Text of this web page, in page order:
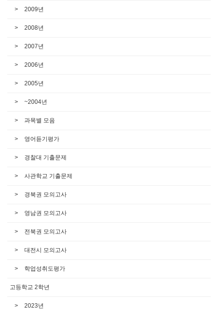
2009년
2008년
2007년
2006년
2005년
~2004년
과목별 모음
영어듣기평가
경찰대 기출문제
사관학교 기출문제
경북권 모의고사
영남권 모의고사
전북권 모의고사
대전시 모의고사
학업성취도평가
고등학교 2학년
2023년